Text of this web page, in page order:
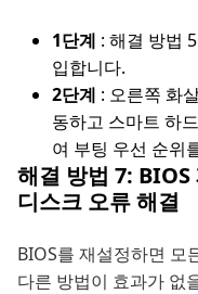
1단계 : 해결 방법
입합니다.
2단계 : 오른쪽 화
동하고 스마트 하
여 부팅 우선 순위
해결 방법 7:
디스크 오류 해결
BIOS를 재설정하면 모
다른 방법이 효과가 없